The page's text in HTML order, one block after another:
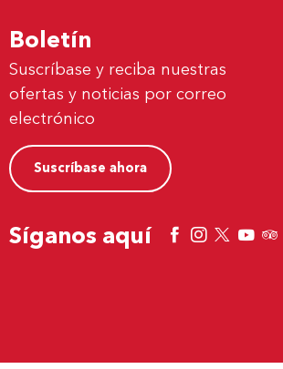
Boletín
Suscríbase y reciba nuestras
ofertas y noticias por correo
electrónico
Suscríbase ahora
Síganos aquí